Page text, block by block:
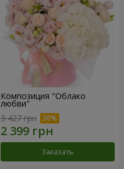
Композиция "Облако
любви"
3 427 грн
Заказать